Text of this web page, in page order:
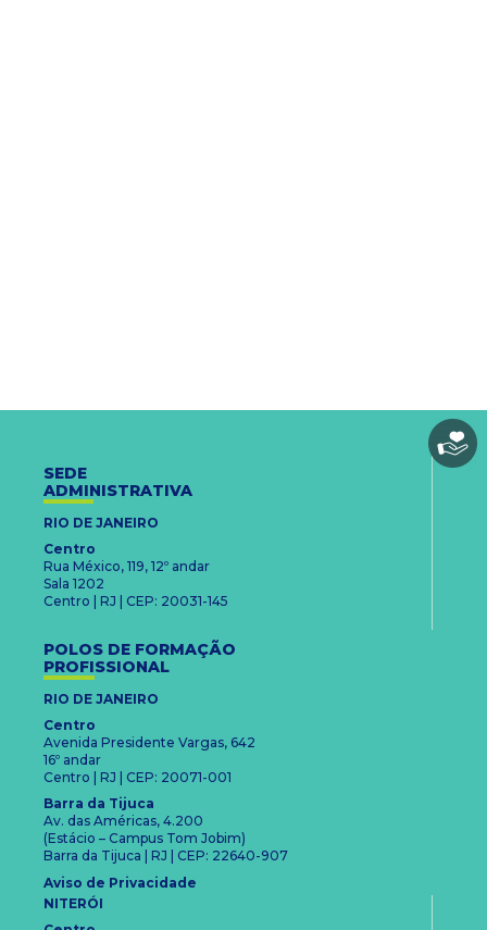
SEDE
ADMINISTRATIVA
RIO DE JANEIRO
Centro
Rua México, 119, 12º andar
Sala 1202
Centro | RJ | CEP: 20031-145
POLOS DE FORMAÇÃO
PROFISSIONAL
RIO DE JANEIRO
Centro
Avenida Presidente Vargas, 642
16º andar
Centro | RJ | CEP: 20071-001
Barra da Tijuca
Av. das Américas, 4.200
(Estácio – Campus Tom Jobim)
Barra da Tijuca | RJ | CEP: 22640-907
Aviso de Privacidade
NITERÓI